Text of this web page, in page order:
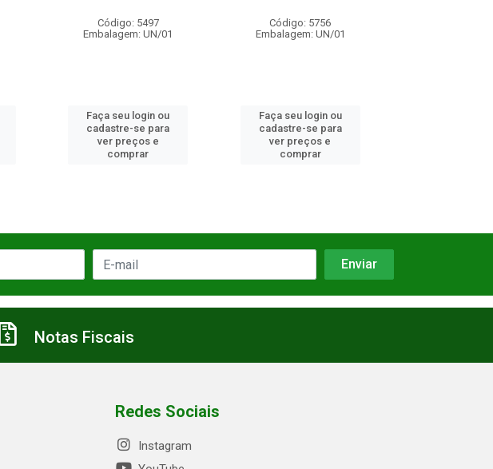
Código: 5497
Embalagem: UN/01
Faça seu login ou
cadastre-se para
ver preços e
comprar
Código: 5756
Embalagem: UN/01
Faça seu login ou
cadastre-se para
ver preços e
comprar
Notas Fiscais
Redes Sociais
Instagram